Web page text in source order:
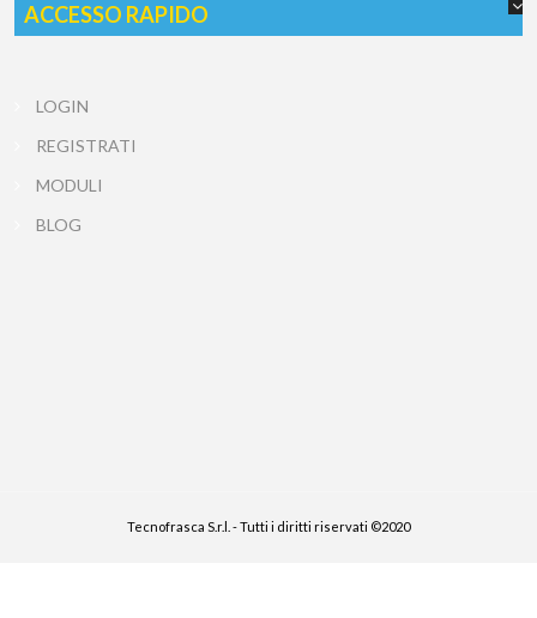
ACCESSO RAPIDO
LOGIN
REGISTRATI
MODULI
BLOG
Tecnofrasca S.r.l. - Tutti i diritti riservati ©2020